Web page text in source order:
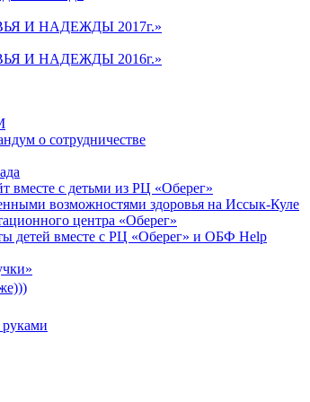
И НАДЕЖДЫ 2017г.»
И НАДЕЖДЫ 2016г.»
о сотрудничестве
вместе с детьми из РЦ «Оберег»
возможностями здоровья на Иссык-Куле
центра «Оберег»
детей вместе с РЦ «Оберег» и ОБФ Help